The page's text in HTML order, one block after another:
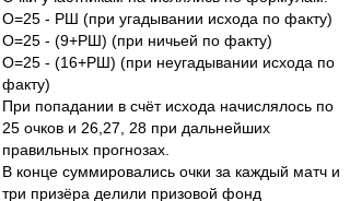
О=25 - РШ (при угадывании исхода по факту)
О=25 - (9+РШ) (при ничьей по факту)
О=25 - (16+РШ) (при неугадывании исхода по
факту)
При попадании в счёт исхода начислялось по
25 очков и 26,27, 28 при дальнейших
правильных прогнозах.
В конце суммировались очки за каждый матч и
три призёра делили призовой фонд